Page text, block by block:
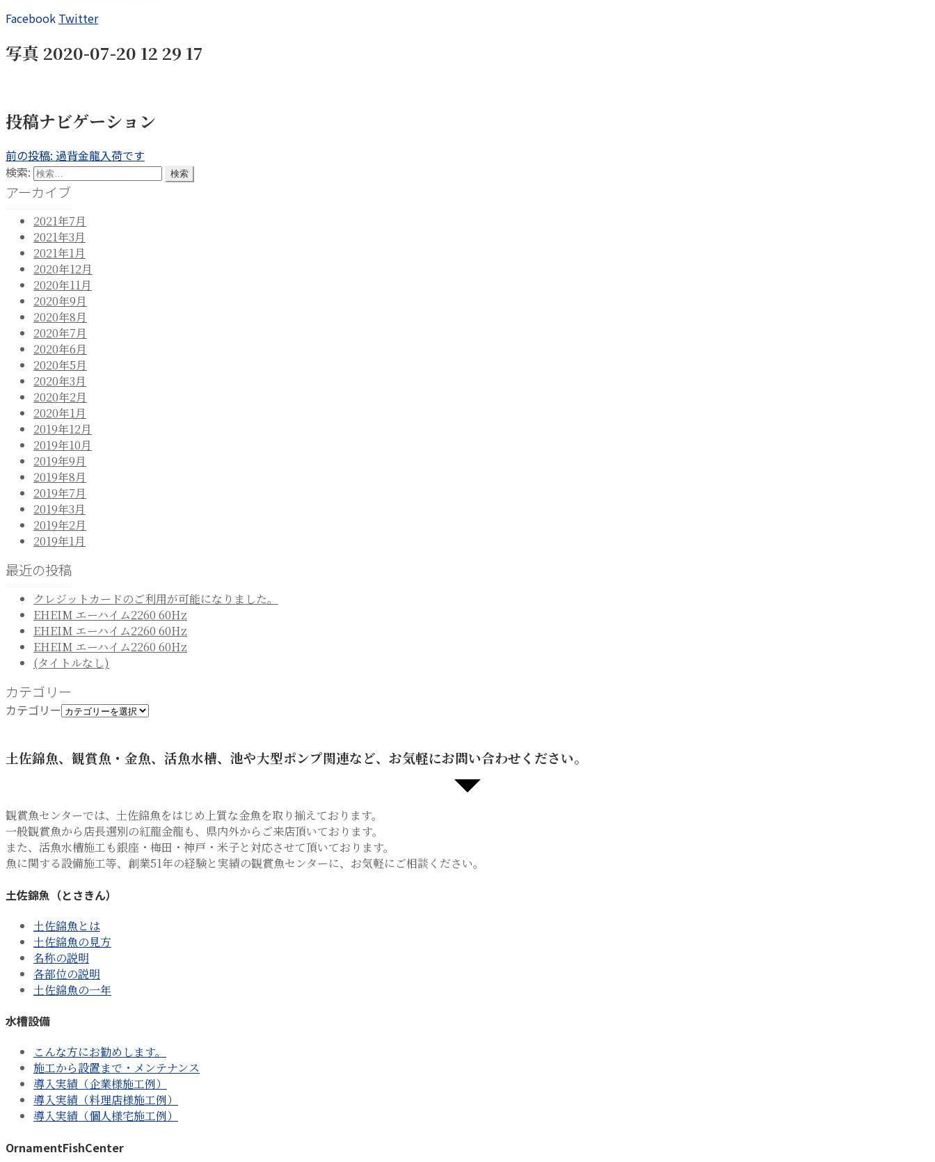
Facebook Twitter
写真 2020-07-20 12 29 17
投稿ナビゲーション
前の投稿: 過背金龍入荷です
検索:
アーカイブ
2021年7月
2021年3月
2021年1月
2020年12月
2020年11月
2020年9月
2020年8月
2020年7月
2020年6月
2020年5月
2020年3月
2020年2月
2020年1月
2019年12月
2019年10月
2019年9月
2019年8月
2019年7月
2019年3月
2019年2月
2019年1月
最近の投稿
クレジットカードのご利用が可能になりました。
EHEIM エーハイム2260 60Hz
EHEIM エーハイム2260 60Hz
EHEIM エーハイム2260 60Hz
(タイトルなし)
カテゴリー
カテゴリー
土佐錦魚、観賞魚・金魚、活魚水槽、池や大型ポンプ関連など、お気軽にお問い合わせください。
観賞魚センターでは、土佐錦魚をはじめ上質な金魚を取り揃えております。
一般観賞魚から店長選別の紅龍金龍も、県内外からご来店頂いております。
また、活魚水槽施工も銀座・梅田・神戸・米子と対応させて頂いております。
魚に関する設備施工等、創業51年の経験と実績の観賞魚センターに、お気軽にご相談ください。
土佐錦魚（とさきん）
土佐錦魚とは
土佐錦魚の見方
名称の説明
各部位の説明
土佐錦魚の一年
水槽設備
こんな方にお勧めします。
施工から設置まで・メンテナンス
導入実績（企業様施工例）
導入実績（料理店様施工例）
導入実績（個人様宅施工例）
OrnamentFishCenter